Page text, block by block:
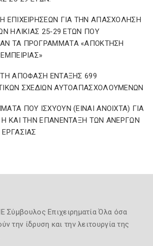
ΕΠΙΧΕΙΡΗΣΕΩΝ ΓΙΑ ΤΗΝ ΑΠΑΣΧΟΛΗΣΗ
ΗΛΙΚΙΑΣ 25-29 ΕΤΩΝ ΠΟΥ
ΤΑ ΠΡΟΓΡΑΜΜΑΤΑ «ΑΠΟΚΤΗΣΗ
ΑΠΟΦΑΣΗ ΕΝΤΑΞΗΣ 699
ΣΧΕΔΙΩΝ ΑΥΤΟΑΠΑΣΧΟΛΟΥΜΕΝΩΝ
ΠΟΥ ΙΣΧΥΟΥΝ (ΕΙΝΑΙ ΑΝΟΙΧΤΑ) ΓΙΑ
ΚΑΙ ΤΗΝ ΕΠΑΝΕΝΤΑΞΗ ΤΩΝ ΑΝΕΡΓΩΝ
Σύμβουλος Επιχειρηματία Όλα όσα
την ίδρυση και την λειτουργία της